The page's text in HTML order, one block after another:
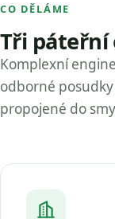
CO DĚLÁME
Tři páteřní
Komplexní
odborné
propojené do